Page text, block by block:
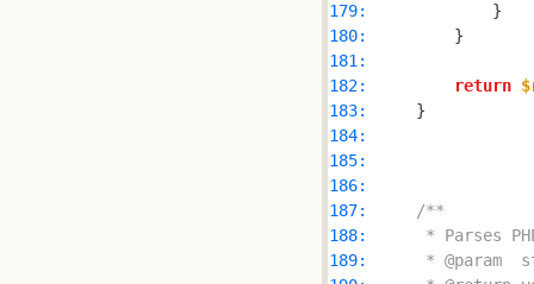
179:
180:
181:
182:
return
183:
184:
185:
186:
187:
188:
189: